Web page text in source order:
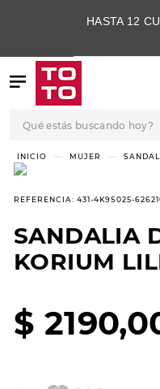
HASTA 12
MUJER
REFERENCIA: 431-4K9S025-
SANDALIA
KORIUM
$ 2190,